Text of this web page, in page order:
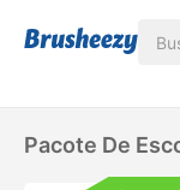
Pacote De